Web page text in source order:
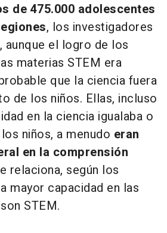
de 475.000 adolescentes
, los investigadores
aunque el logro de los
materias STEM era
que la ciencia fuera
de los niños. Ellas, incluso
en la ciencia igualaba o
niños, a menudo eran
en la comprensión
relaciona, según los
mayor capacidad en las
STEM.